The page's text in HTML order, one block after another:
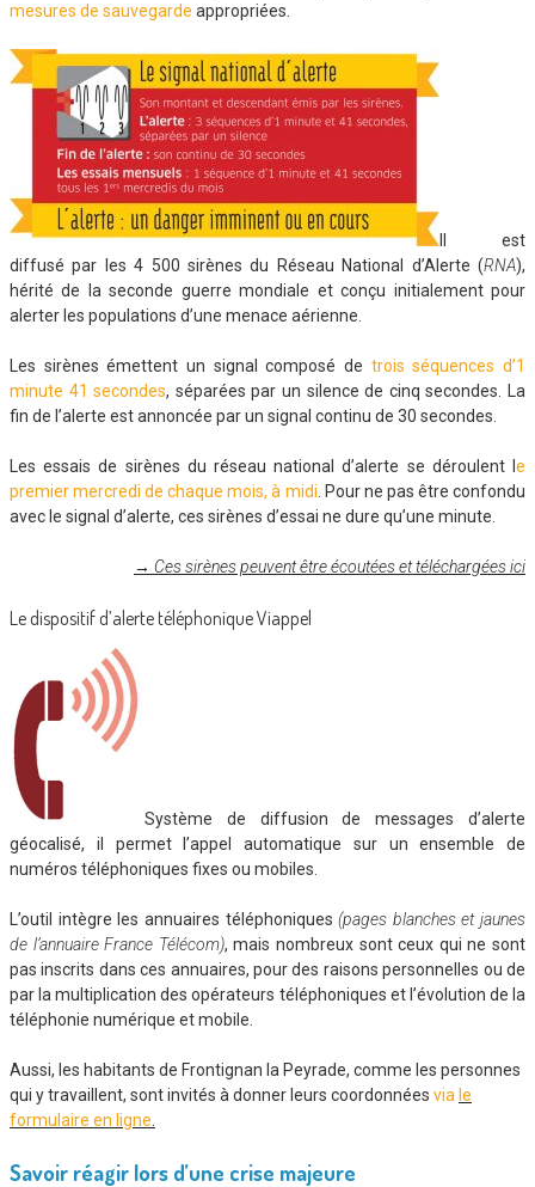
mesures de sauvegarde appropriées.
Il est
diffusé par les 4 500 sirènes du Réseau National d’Alerte (RNA),
hérité de la seconde guerre mondiale et conçu initialement pour
alerter les populations d’une menace aérienne.
Les sirènes émettent un signal composé de trois séquences d’1
minute 41 secondes, séparées par un silence de cinq secondes. La
fin de l’alerte est annoncée par un signal continu de 30 secondes.
Les essais de sirènes du réseau national d’alerte se déroulent l e
premier mercredi de chaque mois, à midi . Pour ne pas être confondu
avec le signal d’alerte, ces sirènes d’essai ne dure qu’une minute.
→ Ces sirènes peuvent être écoutées et téléchargées ici
Le dispositif d’alerte téléphonique Viappel
Système de diffusion de messages d’alerte
géocalisé, il permet l’appel automatique sur un ensemble de
numéros téléphoniques fixes ou mobiles.
L’outil intègre les annuaires téléphoniques(pages blanches et jaunes
de l’annuaire France Télécom), mais nombreux sont ceux qui ne sont
pas inscrits dans ces annuaires, pour des raisons personnelles ou de
par la multiplication des opérateurs téléphoniques et l’évolution de la
téléphonie numérique et mobile.
Aussi, les habitants de Frontignan la Peyrade, comme les personnes
qui y travaillent, sont invités à donner leurs coordonnées via le
formulaire en ligne
Savoir réagir lors d’une crise majeure